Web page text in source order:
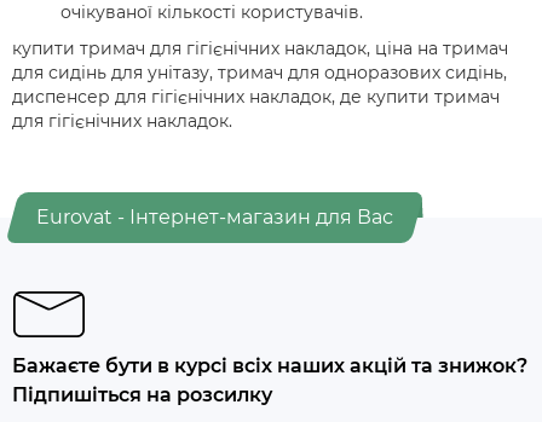
очікуваної кількості користувачів.
купити тримач для гігієнічних накладок, ціна на тримач
для сидінь для унітазу, тримач для одноразових сидінь,
диспенсер для гігієнічних накладок, де купити тримач
для гігієнічних накладок.
Eurovat - Інтернет-магазин для Вас
Бажаєте бути в курсі всіх наших акцій та знижок?
Підпишіться на розсилку